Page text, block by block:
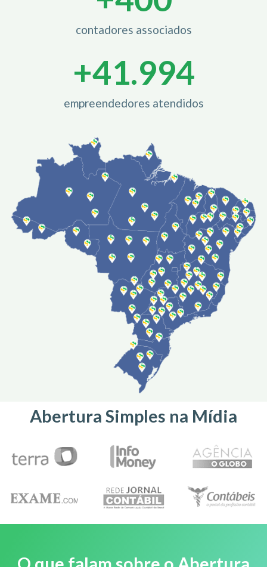
contadores associados
empreendedores atendidos
+42.000
Abertura Simples na Mídia